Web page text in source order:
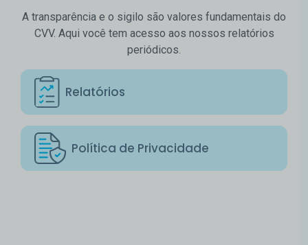
A transparência e o sigilo são valores fundamentais do
CVV. Aqui você tem acesso aos nossos relatórios
periódicos.
Relatórios
Política de Privacidade